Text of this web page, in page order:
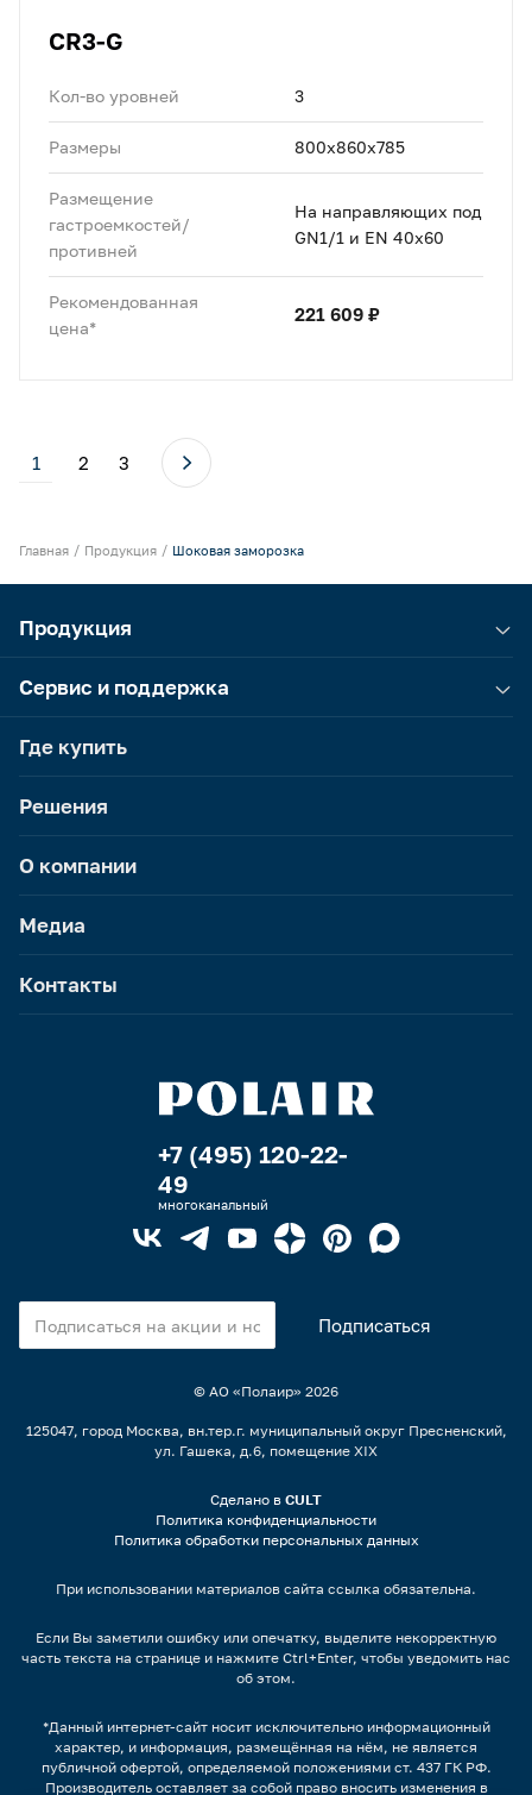
CR3-G
Кол-во уровней 3
Размеры 800x860x785
Размещение
гастроемкостей/
противней
На направляющих под
GN1/1 и EN 40x60
Рекомендованная
цена*
221 609 ₽
1 2 3
Главная Продукция Шоковая заморозка
Продукция
Сервис и поддержка
Где купить
Решения
О компании
Медиа
Контакты
+7 (495) 120-22-
49
многоканальный
© АО «Полаир» 2026
125047, город Москва, вн.тер.г. муниципальный округ Пресненский,
ул. Гашека, д.6, помещение XIX
Сделано в CULT
Политика конфиденциальности
Политика обработки персональных данных
При использовании материалов сайта ссылка обязательна.
Если Вы заметили ошибку или опечатку, выделите некорректную
часть текста на странице и нажмите Ctrl+Enter, чтобы уведомить нас
об этом.
*Данный интернет-сайт носит исключительно информационный
характер, и информация, размещённая на нём, не является
публичной офертой, определяемой положениями ст. 437 ГК РФ.
Производитель оставляет за собой право вносить изменения в